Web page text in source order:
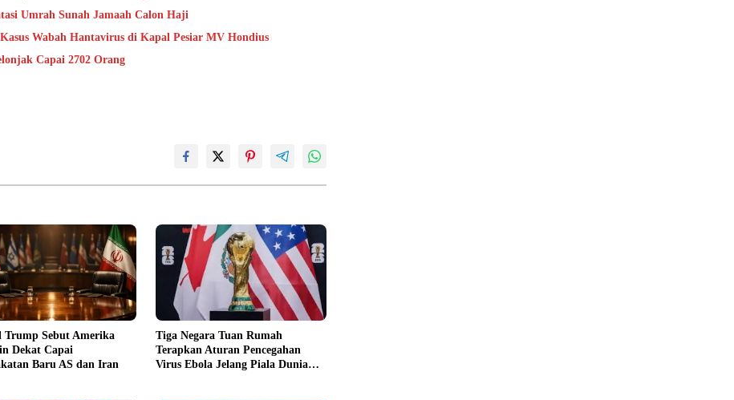
Umrah Sunah Jamaah Calon Haji
Wabah Hantavirus di Kapal Pesiar MV Hondius
Capai 2702 Orang
Trump Sebut Amerika
Dekat Capai
Baru AS dan Iran
Tiga Negara Tuan Rumah
Terapkan Aturan Pencegahan
Virus Ebola Jelang Piala Dunia